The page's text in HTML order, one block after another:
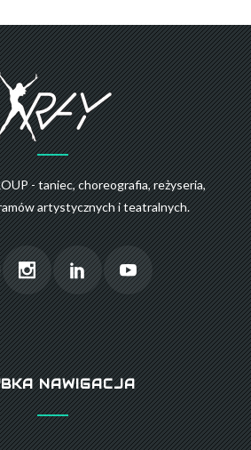
- taniec, choreografia, reżyseria,
artystycznych i teatralnych.
NAWIGACJA